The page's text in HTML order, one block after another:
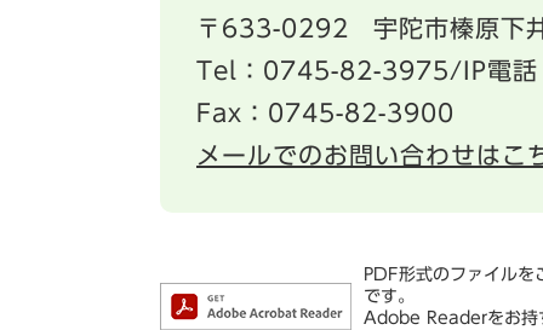
〒633-0292
宇陀市榛原
Tel：0745-82-3975/IP電
Fax：0745-82-3900
メールでのお問い合わせはこ
PDF形式のファイル
です。
Adobe Readerをお持